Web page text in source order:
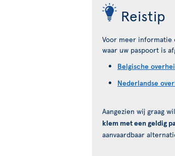
Reistip
Voor meer informatie
waar uw paspoort is
Belgische
Nederlandse
Aangezien wij graag
klem met een geldig
aanvaardbaar